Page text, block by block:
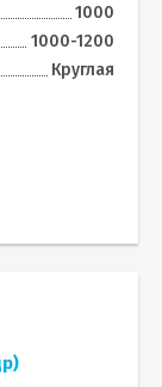
1000
1000-1200
Круглая